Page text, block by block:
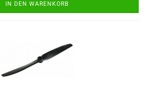
IN DEN WARENKORB